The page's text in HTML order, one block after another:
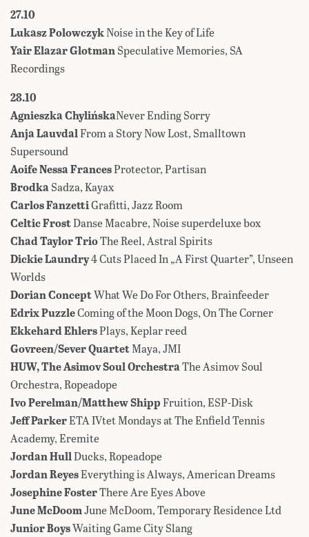
27.10
Lukasz PolowczykNoise in the Key of Life
Yair Elazar GlotmanSpeculative Memories, SA
Recordings
28.10
Agnieszka ChylińskaNever Ending Sorry
Anja LauvdalFrom a Story Now Lost, Smalltown
Supersound
Aoife Nessa FrancesProtector, Partisan
BrodkaSadza, Kayax
Carlos FanzettiGrafitti, Jazz Room
Celtic FrostDanse Macabre, Noise superdeluxe box
Chad Taylor TrioThe Reel, Astral Spirits
Dickie Laundry4 Cuts Placed In „A First Quarter”, Unseen
Worlds
Dorian ConceptWhat We Do For Others, Brainfeeder
Edrix PuzzleComing of the Moon Dogs, On The Corner
Ekkehard EhlersPlays, Keplar reed
Govreen/Sever QuartetMaya, JMI
HUW, The Asimov Soul OrchestraThe Asimov Soul
Orchestra, Ropeadope
Ivo Perelman/Matthew ShippFruition, ESP-Disk
Jeff ParkerETA IVtet Mondays at The Enfield Tennis
Academy, Eremite
Jordan HullDucks, Ropeadope
Jordan ReyesEverything is Always, American Dreams
Josephine FosterThere Are Eyes Above
June McDoomJune McDoom, Temporary Residence Ltd
Junior BoysWaiting Game City Slang